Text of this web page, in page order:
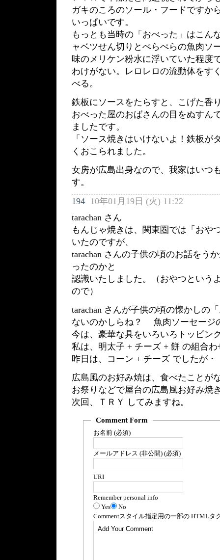
ガキのころのソール・フードですか
いっぱいです。
もっとも当時の「おべった」はこん
ャベツせん切りとぺらぺらの魚肉ソ
味のメリケン粉水に浮いていた程度
わけがない。レロレロの流動体をす
べる。
鉄板にソースをたらすと、こげた香
おべった屋のおばさんの目をぬすん
ましたです。
「ソース焼きはいけないよ！鉄板が
くおこられました。
女房が広島出身なので、我家はいつ
す。
194
10年01月19日 (火) 11:22
tarachan さん
もんじゃ焼きは、関東圏では「おや
いたのですが、
tarachan さんの子供の頃のお話をう
ったのかと
認識いたしました。（おやつという
ので）
tarachan さんが子供の頃の懐かしの
ないのかしらね？ 魚肉ソーセージ
今は、豪華な具をいろいろトッピン
私は、明太子 + チーズ + 餅 の組合
昨日は、コーン + チーズ でしたが・
広島風のお好み焼は、食べたことが
お祭りなどで屋台の広島風お好み焼
次回、ＴＲＹ してみますね。
Comment Form
お名前 (必須)
メールアドレス (非公開) (必須)
URI
Remember personal info
Yes
No
Commentスタイル指定用の一部の HTMLタ